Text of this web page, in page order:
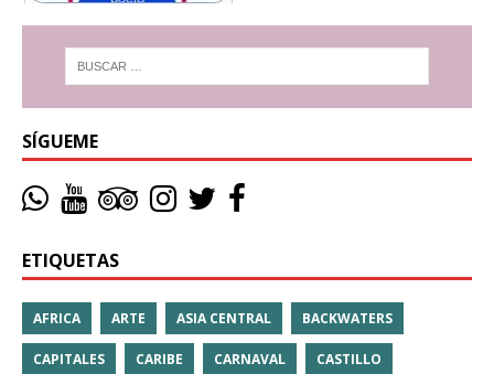
SÍGUEME
ETIQUETAS
AFRICA ARTE ASIA CENTRAL BACKWATERS
CAPITALES CARIBE CARNAVAL CASTILLO